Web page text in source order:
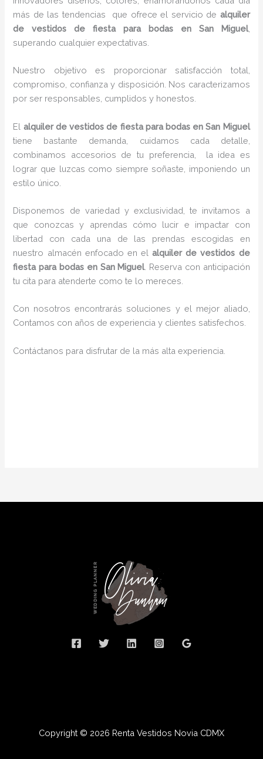
más de las tendencias que ofrece el servicio de alquiler
de vestidos de fiesta para bodas en San Miguel,
superando cualquier expectativas.
Nuestro objetivo es proporcionar satisfacción total,
compromiso, confianza y disposición. Nos caracterizamos
por ser responsables, cumplidos y honestos.
El alquiler de vestidos de fiesta para bodas en San Miguel
tiene bastante demanda, cuidamos cada detalle,
combinamos accesorios de tu preferencia, la idea es
lograr que luzcas como siempre soñaste, imponiendo un
estilo único.
Disponemos de variedad y exclusividad, te invitamos a
que conozcas y aprendas cómo lucir e impactar con
libertad con cada una de las prendas escogidas en
nuestro almacén enfocado en elalquiler de vestidos de
fiesta para bodas en San Miguel. Reserva con anticipación
tu cita para atenderte como te lo mereces.
Con nosotros encontrarás soluciones y el mejor aliado,
Contamos con años de experiencia y clientes satisfechos.
Contáctanos para disfrutar de la más alta experiencia.
Copyright © 2026 Renta Vestidos Novia CDMX